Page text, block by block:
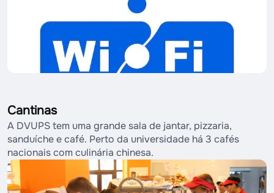
Cantinas
A DVUPS tem uma grande sala de jantar, pizzaria,
sanduíche e café. Perto da universidade há 3 cafés
nacionais com culinária chinesa.